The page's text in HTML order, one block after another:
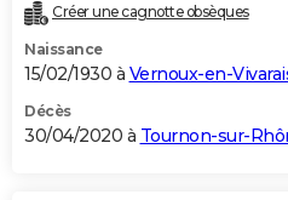
Créer une cagnotte obsèques
Naissance
15/02/1930 à Vernoux-en-
Décès
30/04/2020 à Tournon-sur-